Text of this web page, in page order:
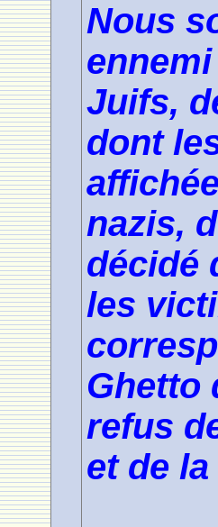
Nous
Juifs,
dont
nazis,
décidé
les
Ghetto
refus
et de